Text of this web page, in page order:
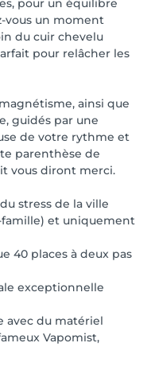
pour un équilibre
vous un moment
du cuir chevelu
pour relâcher les
ainsi que
guidés par une
de votre rythme et
parenthèse de
vous diront merci.
stress de la ville
famille) et uniquement
40 places à deux pas
exceptionnelle
avec du matériel
Vapomist,